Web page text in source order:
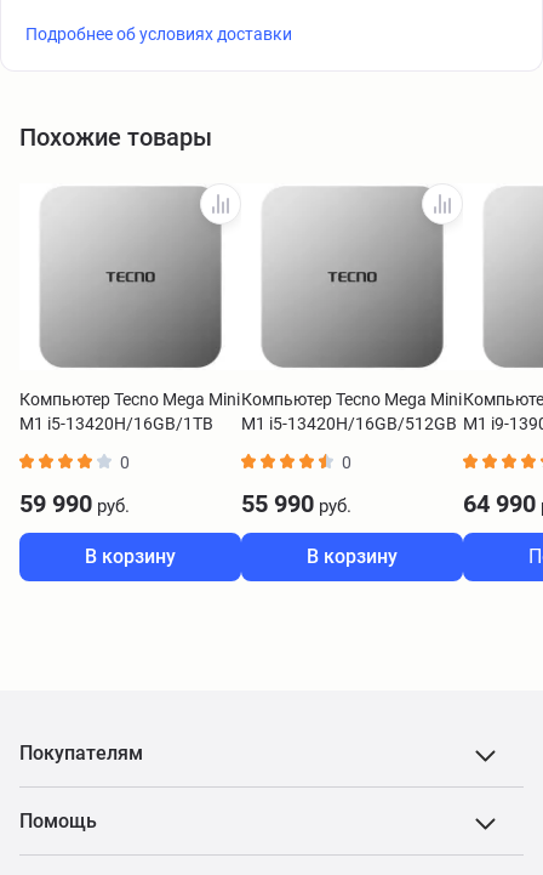
Подробнее об условиях доставки
Похожие товары
Компьютер Tecno Mega Mini
M1 i5-13420H/16GB/1TB
0
59 990 руб.
В корзину
Компьютер Tecno Mega Mini
M1 i5-13420H/16GB/512GB
0
55 990 руб.
В корзину
M1 i9-
64 990
Покупателям
Помощь